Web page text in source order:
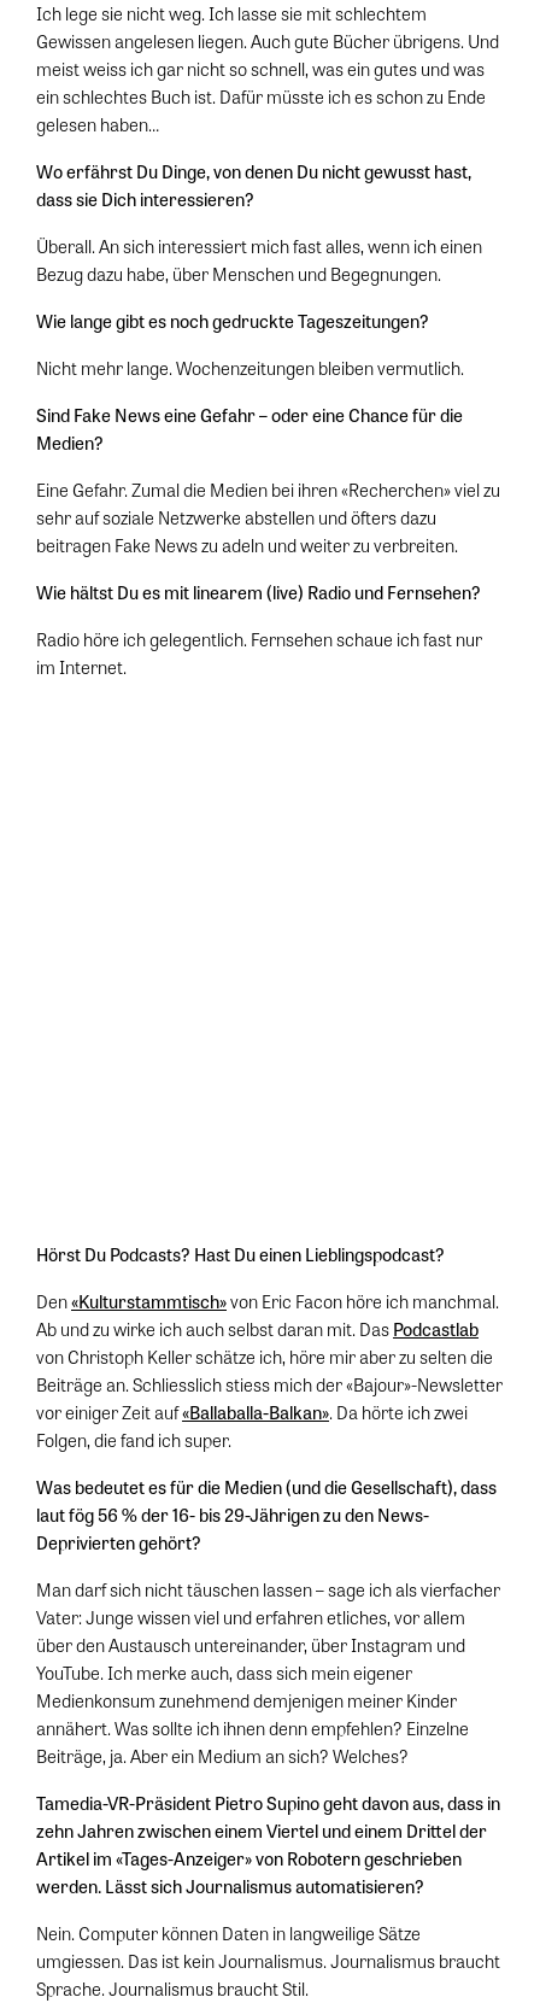
Ich lege sie nicht weg. Ich lasse sie mit schlechtem
Gewissen angelesen liegen. Auch gute Bücher übrigens. Und
meist weiss ich gar nicht so schnell, was ein gutes und was
ein schlechtes Buch ist. Dafür müsste ich es schon zu Ende
gelesen haben…
Wo erfährst Du Dinge, von denen Du nicht gewusst hast,
dass sie Dich interessieren?
Überall. An sich interessiert mich fast alles, wenn ich einen
Bezug dazu habe, über Menschen und Begegnungen.
Wie lange gibt es noch gedruckte Tageszeitungen?
Nicht mehr lange. Wochenzeitungen bleiben vermutlich.
Sind Fake News eine Gefahr – oder eine Chance für die
Medien?
Eine Gefahr. Zumal die Medien bei ihren «Recherchen» viel zu
sehr auf soziale Netzwerke abstellen und öfters dazu
beitragen Fake News zu adeln und weiter zu verbreiten.
Wie hältst Du es mit linearem (live) Radio und Fernsehen?
Radio höre ich gelegentlich. Fernsehen schaue ich fast nur
im Internet.
Hörst Du Podcasts? Hast Du einen Lieblingspodcast?
Den«Kulturstammtisch»von Eric Facon höre ich manchmal.
Ab und zu wirke ich auch selbst daran mit. DasPodcastlab
von Christoph Keller schätze ich, höre mir aber zu selten die
Beiträge an. Schliesslich stiess mich der «Bajour»-Newsletter
vor einiger Zeit auf«Ballaballa-Balkan». Da hörte ich zwei
Folgen, die fand ich super.
Was bedeutet es für die Medien (und die Gesellschaft), dass
laut fög 56 % der 16- bis 29-Jährigen zu den News-
Deprivierten gehört?
Man darf sich nicht täuschen lassen – sage ich als vierfacher
Vater: Junge wissen viel und erfahren etliches, vor allem
über den Austausch untereinander, über Instagram und
YouTube. Ich merke auch, dass sich mein eigener
Medienkonsum zunehmend demjenigen meiner Kinder
annähert. Was sollte ich ihnen denn empfehlen? Einzelne
Beiträge, ja. Aber ein Medium an sich? Welches?
Tamedia-VR-Präsident Pietro Supino geht davon aus, dass in
zehn Jahren zwischen einem Viertel und einem Drittel der
Artikel im «Tages-Anzeiger» von Robotern geschrieben
werden. Lässt sich Journalismus automatisieren?
Nein. Computer können Daten in langweilige Sätze
umgiessen. Das ist kein Journalismus. Journalismus braucht
Sprache. Journalismus braucht Stil.